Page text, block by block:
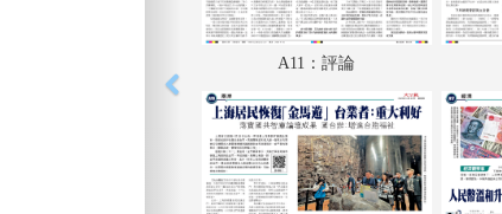
A11：評論